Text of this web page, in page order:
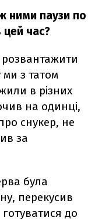
ними паузи по
цей час?
ми з татом
в різних
на одинці,
снукер, не
за
була
перекусив
до